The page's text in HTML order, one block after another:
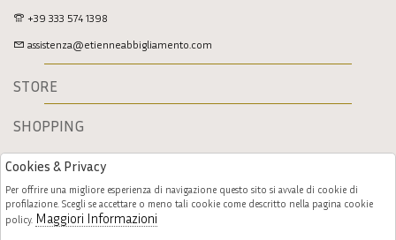
+39 333 574 1398
assistenza@etienneabbigliamento.com
STORE
SHOPPING
Cookies & Privacy
Per offrire una migliore esperienza di navigazione questo sito si avvale di cookie di
profilazione. Scegli se accettare o meno tali cookie come descritto nella pagina cookie
policy. Maggiori Informazioni